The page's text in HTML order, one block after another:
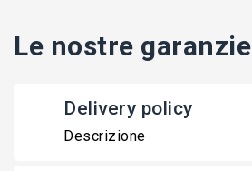
Le nostre garanzie
Delivery policy
Descrizione